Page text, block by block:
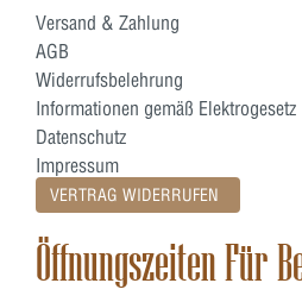
Versand & Zahlung
AGB
Widerrufsbelehrung
Informationen gemäß Elektrogesetz
Datenschutz
Impressum
VERTRAG WIDERRUFEN
Öffnungszeiten Für